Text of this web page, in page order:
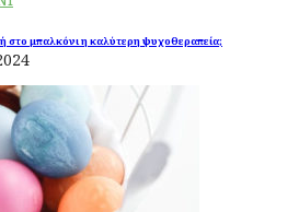
στο μπαλκόνι η καλύτερη ψυχοθεραπεία;